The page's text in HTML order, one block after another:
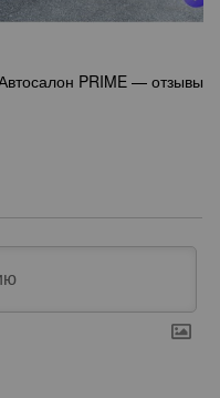
PRIME — отзывы